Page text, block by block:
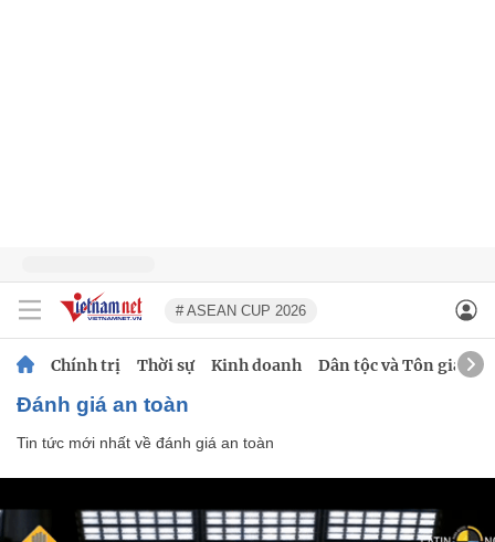
# ASEAN CUP 2026
Chính trị Thời sự Kinh doanh Dân tộc và Tôn giáo
đánh giá an toàn
Tin tức mới nhất về đánh giá an toàn